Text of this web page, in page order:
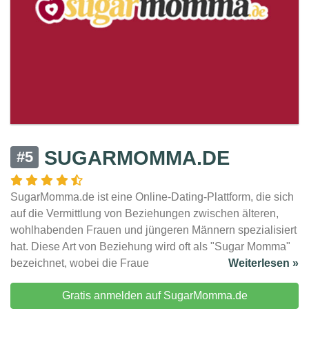
#5 SUGARMOMMA.DE
SugarMomma.de ist eine Online-Dating-Plattform, die sich
auf die Vermittlung von Beziehungen zwischen älteren,
wohlhabenden Frauen und jüngeren Männern spezialisiert
hat. Diese Art von Beziehung wird oft als "Sugar Momma"
bezeichnet, wobei die Fraue
Weiterlesen »
Gratis anmelden auf SugarMomma.de